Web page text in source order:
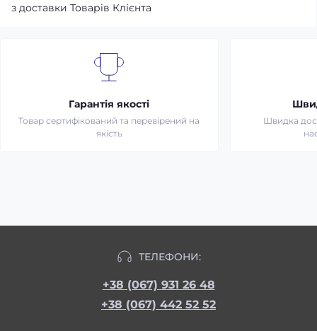
з доставки Товарів Клієнта
Гарантія якості
Товар сертифікований та перевірений на
якість
Швидка
ТЕЛЕФОНИ:
+38 (067) 931 26 48
+38 (067) 442 52 52